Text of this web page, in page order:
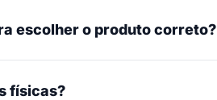
escolher o produto correto?
físicas?